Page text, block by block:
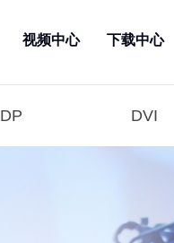
视频中心 下载中心
DP DVI